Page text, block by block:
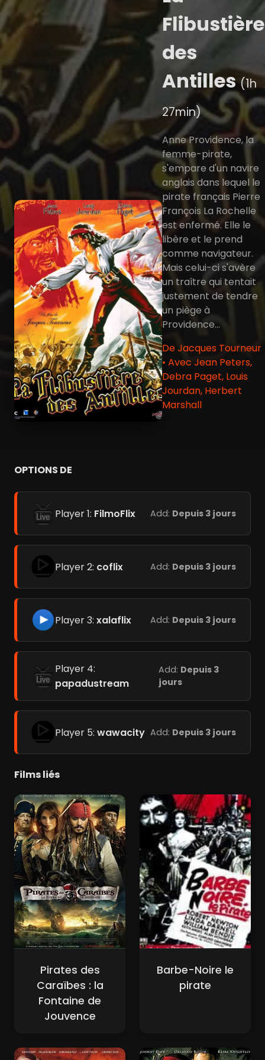
Flibustière
des
Antilles(1h
27min)
Anne Providence, la
femme-pirate,
s'empare d'un navire
anglais dans lequel le
pirate français Pierre
François La Rochelle
est enfermé. Elle le
libère et le prend
comme navigateur.
Mais celui-ci s'avère
un traître qui tentait
justement de tendre
un piège à
Providence...
De Jacques Tourneur
• Avec Jean Peters,
Debra Paget, Louis
Jourdan, Herbert
Marshall
OPTIONS DE
Player 1: FilmoFlix Add: Depuis 3 jours
Player 2: coflix Add: Depuis 3 jours
Player 3: xalaflix Add: Depuis 3 jours
Player 4:
papadustream
Add: Depuis 3
jours
Player 5: wawacity Add: Depuis 3 jours
Films liés
Pirates des
Caraïbes : la
Fontaine de
Jouvence
Barbe-Noire le
pirate